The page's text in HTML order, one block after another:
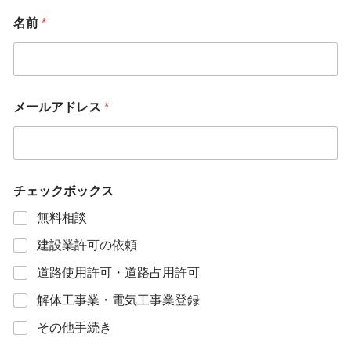
名前 *
メールアドレス *
チェックボックス
無料相談
建設業許可の依頼
道路使用許可・道路占用許可
解体工事業・電気工事業登録
その他手続き